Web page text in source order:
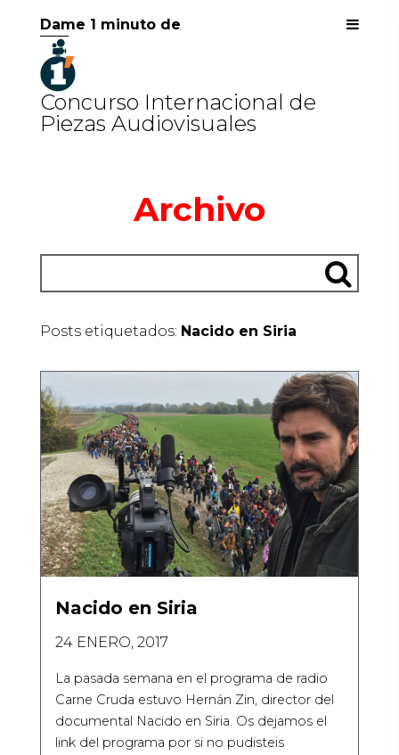
Dame 1 minuto de
Concurso Internacional de
Piezas Audiovisuales
Archivo
Posts etiquetados: Nacido en Siria
Nacido en Siria
24 ENERO, 2017
La pasada semana en el programa de radio
Carne Cruda estuvo Hernán Zin, director del
documental Nacido en Siria. Os dejamos el
link del programa por si no pudisteis